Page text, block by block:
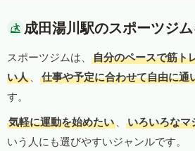
成田湯川駅のスポーツジ
スポーツジムは、
自分のペースで筋ト
い人 、 仕事や予定に合わせて自由に通
す。
気軽に運動を始めたい 、 いろいろなマ
いう人にも選びやすいジャンルです。